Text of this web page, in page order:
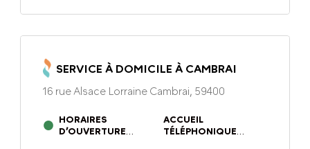
SERVICE À DOMICILE À CAMBRAI
16 rue Alsace Lorraine Cambrai, 59400
HORAIRES
D’OUVERTURE
ACCUEIL
TÉLÉPHONIQUE